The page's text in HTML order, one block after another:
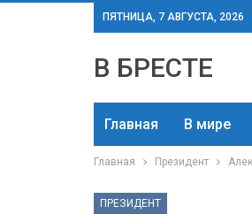
ПЯТНИЦА, 7 АВГУСТА, 2026
В БРЕСТЕ
Главная В мире
Главная Президент
ПРЕЗИДЕНТ